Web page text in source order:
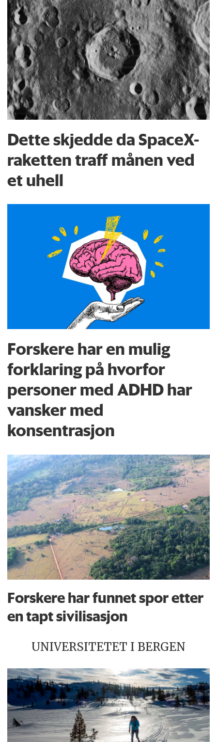
Dette skjedde da SpaceX-
raketten traff månen ved
et uhell
Forskere har en mulig
forklaring på hvorfor
personer med ADHD har
vansker med
konsentrasjon
Forskere har funnet spor etter
en tapt sivilisasjon
UNIVERSITETET I BERGEN